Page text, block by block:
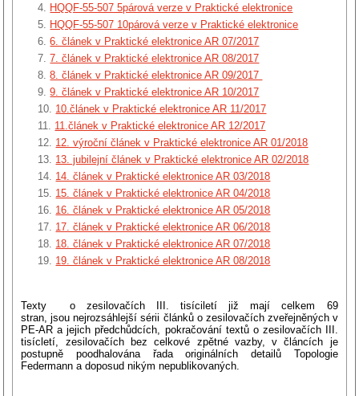
HQQF-55-507 5párová verze v Praktické elektronice
HQQF-55-507 10párová verze v Praktické elektronice
6. článek v Praktické elektronice AR 07/2017
7. článek v Praktické elektronice AR 08/2017
8. článek v Praktické elektronice AR 09/2017
9. článek v Praktické elektronice AR 10/2017
10.článek v Praktické elektronice AR 11/2017
11.článek v Praktické elektronice AR 12/2017
12. výroční článek v Praktické elektronice AR 01/2018
13. jubilejní článek v Praktické elektronice AR 02/2018
14. článek v Praktické elektronice AR 03/2018
15. článek v Praktické elektronice AR 04/2018
16. článek v Praktické elektronice AR 05/2018
17. článek v Praktické elektronice AR 06/2018
18. článek v Praktické elektronice AR 07/2018
19. článek v Praktické elektronice AR 08/2018
Texty o zesilovačích III. tisíciletí již mají celkem 69
stran, jsou nejrozsáhlejší sérii článků o zesilovačích zveřejněných v
PE-AR a jejich předchůdcích, pokračování textů o zesilovačích III.
tisícletí, zesilovačích bez celkové zpětné vazby, v článcích je
postupně poodhalována řada originálních detailů Topologie
Federmann a doposud nikým nepublikovaných.